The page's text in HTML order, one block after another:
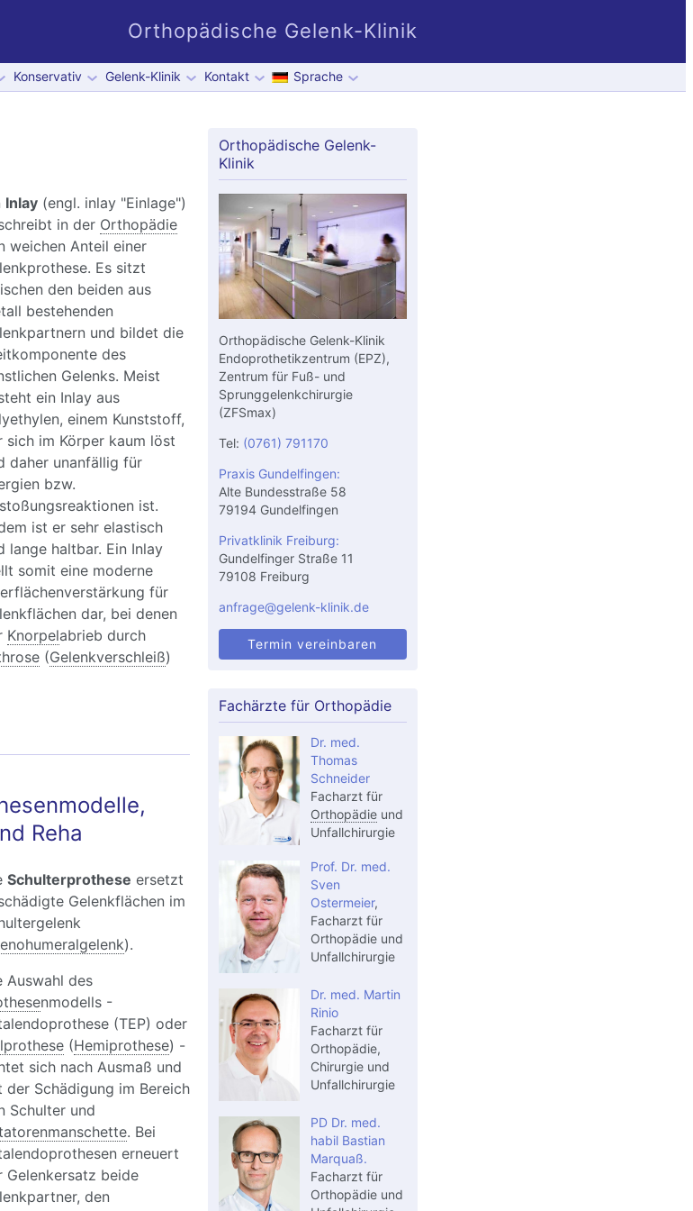
Orthopädische Gelenk-Klinik
Konservativ Gelenk-Klinik Kontakt Sprache
Inlay(engl. inlay "Einlage")
in der Orthopädie
weichen Anteil einer
Es sitzt
den beiden aus
bestehenden
und bildet die
des
Gelenks. Meist
ein Inlay aus
einem Kunststoff,
sich im Körper kaum löst
daher unanfällig für
bzw.
ist.
ist er sehr elastisch
lange haltbar. Ein Inlay
somit eine moderne
für
dar, bei denen
Knorpelabrieb durch
(Gelenkverschleiß)
Reha
Schulterprothese ersetzt
Gelenkflächen im
).
Auswahl des
nmodells -
(TEP) oder
(Hemiprothese) -
sich nach Ausmaß und
der Schädigung im Bereich
Schulter und
. Bei
erneuert
Gelenkersatz beide
den
Orthopädische Gelenk-
Klinik
Orthopädische Gelenk-Klinik
Endoprothetikzentrum (EPZ),
Zentrum für Fuß- und
Sprunggelenkchirurgie
(ZFSmax)
Tel: (0761) 791170
Praxis Gundelfingen:
Alte Bundesstraße 58
79194 Gundelfingen
Privatklinik Freiburg:
Gundelfinger Straße 11
79108 Freiburg
anfrage@gelenk-klinik.de
Termin vereinbaren
Fachärzte für Orthopädie
Dr. med.
Thomas
Schneider
Facharzt für
Orthopädieund
Unfallchirurgie
Prof. Dr. med.
Sven
Ostermeier,
Facharzt für
Orthopädie und
Unfallchirurgie
Dr. med. Martin
Rinio
Facharzt für
Orthopädie,
Chirurgie und
Unfallchirurgie
PD Dr. med.
habil Bastian
Marquaß.
Facharzt für
Orthopädie und